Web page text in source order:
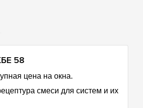
58
цена на окна.
смеси для систем и их